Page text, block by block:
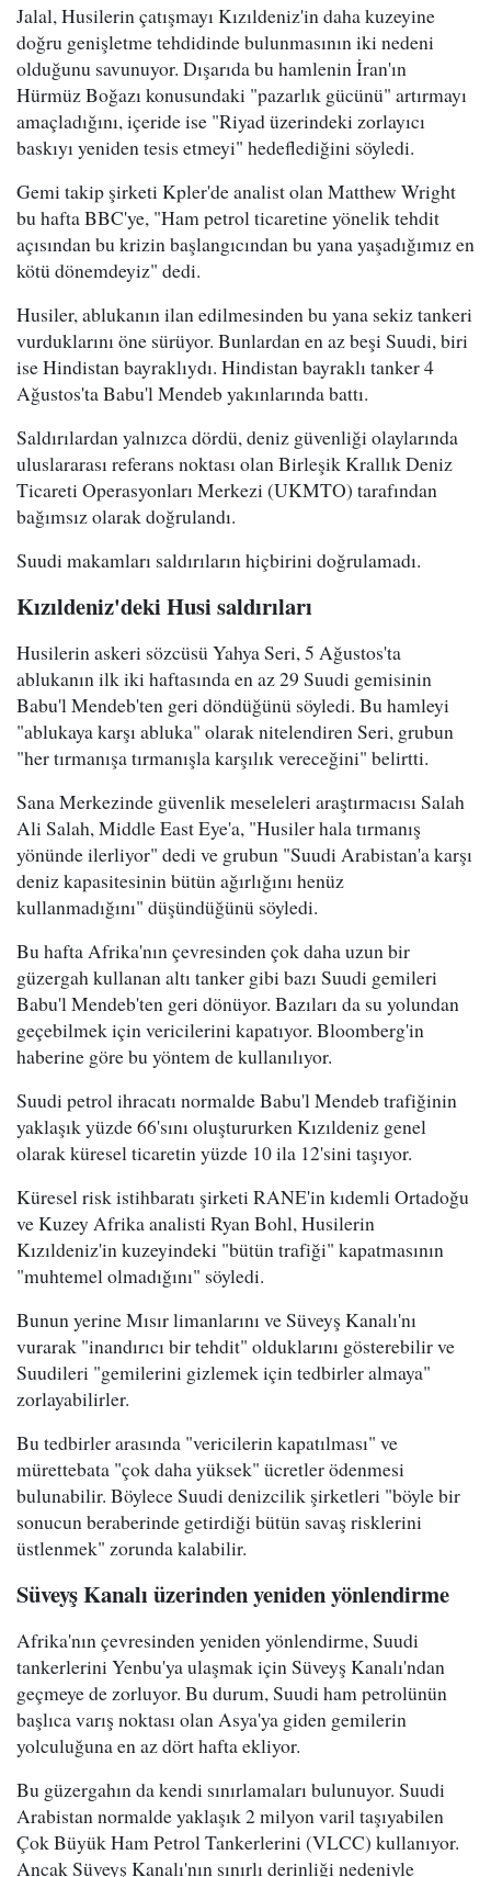
Jalal, Husilerin çatışmayı Kızıldeniz'in daha kuzeyine
doğru genişletme tehdidinde bulunmasının iki nedeni
olduğunu savunuyor. Dışarıda bu hamlenin İran'ın
Hürmüz Boğazı konusundaki "pazarlık gücünü" artırmayı
amaçladığını, içeride ise "Riyad üzerindeki zorlayıcı
baskıyı yeniden tesis etmeyi" hedeflediğini söyledi.
Gemi takip şirketi Kpler'de analist olan Matthew Wright
bu hafta BBC'ye, "Ham petrol ticaretine yönelik tehdit
açısından bu krizin başlangıcından bu yana yaşadığımız en
kötü dönemdeyiz" dedi.
Husiler, ablukanın ilan edilmesinden bu yana sekiz tankeri
vurduklarını öne sürüyor. Bunlardan en az beşi Suudi, biri
ise Hindistan bayraklıydı. Hindistan bayraklı tanker 4
Ağustos'ta Babu'l Mendeb yakınlarında battı.
Saldırılardan yalnızca dördü, deniz güvenliği olaylarında
uluslararası referans noktası olan Birleşik Krallık Deniz
Ticareti Operasyonları Merkezi (UKMTO) tarafından
bağımsız olarak doğrulandı.
Suudi makamları saldırıların hiçbirini doğrulamadı.
Kızıldeniz'deki Husi saldırıları
Husilerin askeri sözcüsü Yahya Seri, 5 Ağustos'ta
ablukanın ilk iki haftasında en az 29 Suudi gemisinin
Babu'l Mendeb'ten geri döndüğünü söyledi. Bu hamleyi
"ablukaya karşı abluka" olarak nitelendiren Seri, grubun
"her tırmanışa tırmanışla karşılık vereceğini" belirtti.
Sana Merkezinde güvenlik meseleleri araştırmacısı Salah
Ali Salah, Middle East Eye'a, "Husiler hala tırmanış
yönünde ilerliyor" dedi ve grubun "Suudi Arabistan'a karşı
deniz kapasitesinin bütün ağırlığını henüz
kullanmadığını" düşündüğünü söyledi.
Bu hafta Afrika'nın çevresinden çok daha uzun bir
güzergah kullanan altı tanker gibi bazı Suudi gemileri
Babu'l Mendeb'ten geri dönüyor. Bazıları da su yolundan
geçebilmek için vericilerini kapatıyor. Bloomberg'in
haberine göre bu yöntem de kullanılıyor.
Suudi petrol ihracatı normalde Babu'l Mendeb trafiğinin
yaklaşık yüzde 66'sını oluştururken Kızıldeniz genel
olarak küresel ticaretin yüzde 10 ila 12'sini taşıyor.
Küresel risk istihbaratı şirketi RANE'in kıdemli Ortadoğu
ve Kuzey Afrika analisti Ryan Bohl, Husilerin
Kızıldeniz'in kuzeyindeki "bütün trafiği" kapatmasının
"muhtemel olmadığını" söyledi.
Bunun yerine Mısır limanlarını ve Süveyş Kanalı'nı
vurarak "inandırıcı bir tehdit" olduklarını gösterebilir ve
Suudileri "gemilerini gizlemek için tedbirler almaya"
zorlayabilirler.
Bu tedbirler arasında "vericilerin kapatılması" ve
mürettebata "çok daha yüksek" ücretler ödenmesi
bulunabilir. Böylece Suudi denizcilik şirketleri "böyle bir
sonucun beraberinde getirdiği bütün savaş risklerini
üstlenmek" zorunda kalabilir.
Süveyş Kanalı üzerinden yeniden yönlendirme
Afrika'nın çevresinden yeniden yönlendirme, Suudi
tankerlerini Yenbu'ya ulaşmak için Süveyş Kanalı'ndan
geçmeye de zorluyor. Bu durum, Suudi ham petrolünün
başlıca varış noktası olan Asya'ya giden gemilerin
yolculuğuna en az dört hafta ekliyor.
Bu güzergahın da kendi sınırlamaları bulunuyor. Suudi
Arabistan normalde yaklaşık 2 milyon varil taşıyabilen
Çok Büyük Ham Petrol Tankerlerini (VLCC) kullanıyor.
Ancak Süveyş Kanalı'nın sınırlı derinliği nedeniyle